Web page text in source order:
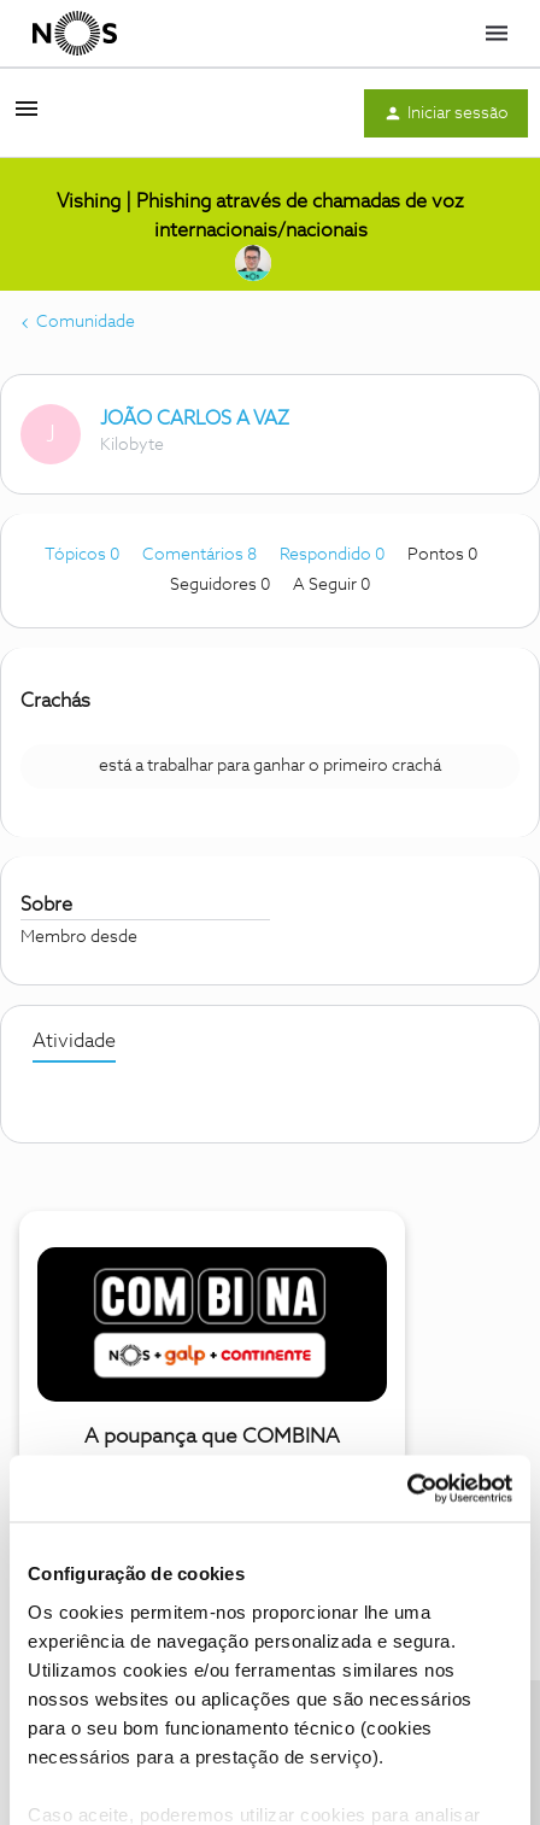
Configuração de cookies
Os cookies permitem-nos proporcionar lhe uma
experiência de navegação personalizada e segura.
Utilizamos cookies e/ou ferramentas similares nos
nossos websites ou aplicações que são necessários
para o seu bom funcionamento técnico (cookies
necessários para a prestação de serviço).
Caso aceite, poderemos utilizar cookies para analisar
Menu
Iniciar sessão
Vishing | Phishing através de chamadas de voz
internacionais/nacionais
Comunidade
J
JOÃO CARLOS A VAZ
Kilobyte
Tópicos 0 Comentários 8 Respondido 0
Pontos 0
Seguidores 0 A Seguir 0
Crachás
está a trabalhar para ganhar o primeiro crachá
Sobre
Membro desde
Atividade
A poupança que COMBINA
Descubra as novidades de junho